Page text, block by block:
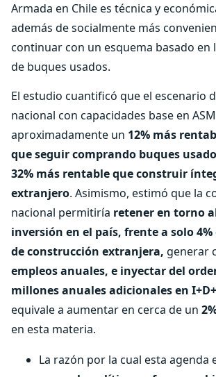
Armada en Chile es técnica y
además de socialmente más
continuar con un esquema basado en
de buques usados.
El estudio cuantificó que el escenario
nacional con capacidades base en
aproximadamente un 12% más
que seguir comprando buques
32% más rentable que construir
extranjero. Asimismo, estimó que la
nacional permitiría retener en torno
inversión en el país, frente a solo
de construcción extranjera, generar
empleos anuales, e inyectar del
millones anuales adicionales en
equivale a aumentar en cerca de un
en esta materia.
La razón por la cual esta agenda